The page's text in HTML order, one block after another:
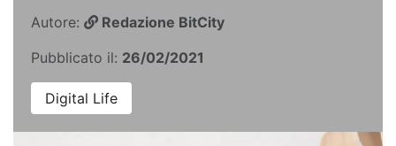
Autore:
Redazione BitCity
Pubblicato il: 26/02/2021
Digital Life